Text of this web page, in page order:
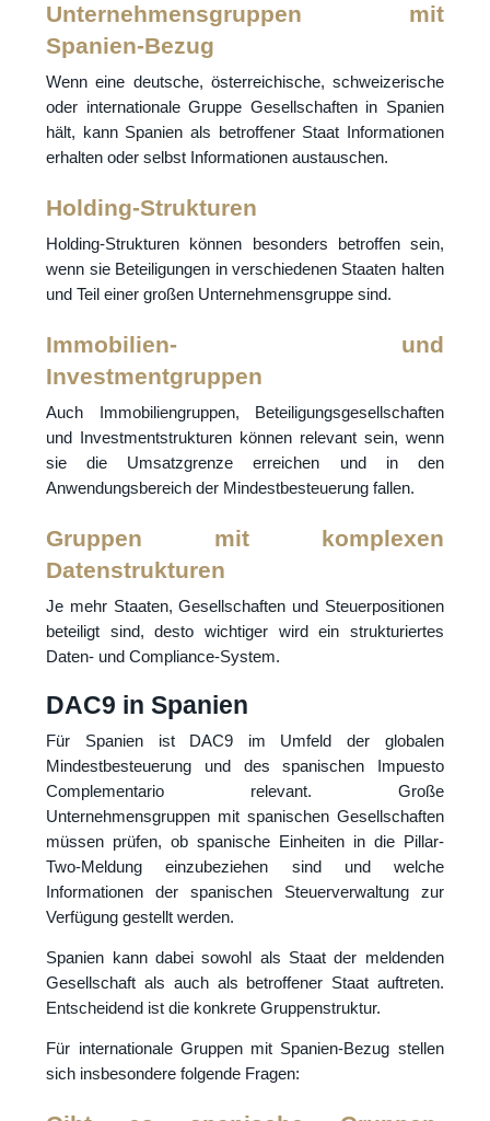
Unternehmensgruppen mit
Spanien-Bezug
Wenn eine deutsche, österreichische, schweizerische
oder internationale Gruppe Gesellschaften in Spanien
hält, kann Spanien als betroffener Staat Informationen
erhalten oder selbst Informationen austauschen.
Holding-Strukturen
Holding-Strukturen können besonders betroffen sein,
wenn sie Beteiligungen in verschiedenen Staaten halten
und Teil einer großen Unternehmensgruppe sind.
Immobilien- und
Investmentgruppen
Auch Immobiliengruppen, Beteiligungsgesellschaften
und Investmentstrukturen können relevant sein, wenn
sie die Umsatzgrenze erreichen und in den
Anwendungsbereich der Mindestbesteuerung fallen.
Gruppen mit komplexen
Datenstrukturen
Je mehr Staaten, Gesellschaften und Steuerpositionen
beteiligt sind, desto wichtiger wird ein strukturiertes
Daten- und Compliance-System.
DAC9 in Spanien
Für Spanien ist DAC9 im Umfeld der globalen
Mindestbesteuerung und des spanischen Impuesto
Complementario relevant. Große
Unternehmensgruppen mit spanischen Gesellschaften
müssen prüfen, ob spanische Einheiten in die Pillar-
Two-Meldung einzubeziehen sind und welche
Informationen der spanischen Steuerverwaltung zur
Verfügung gestellt werden.
Spanien kann dabei sowohl als Staat der meldenden
Gesellschaft als auch als betroffener Staat auftreten.
Entscheidend ist die konkrete Gruppenstruktur.
Für internationale Gruppen mit Spanien-Bezug stellen
sich insbesondere folgende Fragen: